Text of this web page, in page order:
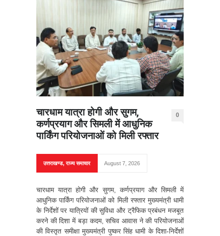
चारधाम यात्रा होगी और सुगम,
कर्णप्रयाग और सिमली में आधुनिक
पार्किंग परियोजनाओं को मिली रफ्तार
0
उत्तराखण्ड,राज्य समाचार August 7, 2026
चारधाम यात्रा होगी और सुगम, कर्णप्रयाग और सिमली में
आधुनिक पार्किंग परियोजनाओं को मिली रफ्तार मुख्यमंत्री धामी
के निर्देशों पर यात्रियों की सुविधा और ट्रैफिक प्रबंधन मजबूत
करने की दिशा में बड़ा कदम, सचिव आवास ने की परियोजनाओं
की विस्तृत समीक्षा मुख्यमंत्री पुष्कर सिंह धामी के दिशा-निर्देशों